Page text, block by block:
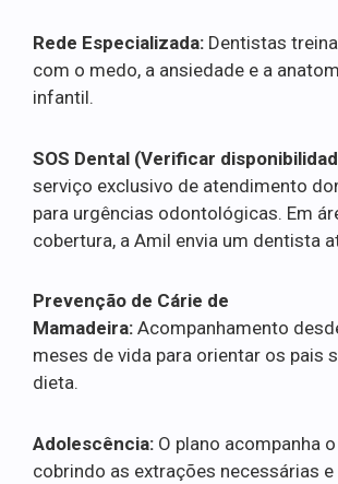
Rede Especializada: Dentistas
com o medo, a ansiedade e a
infantil.
SOS Dental (Verificar
serviço exclusivo de atendimento
para urgências odontológicas. Em
cobertura, a Amil envia um dentista
Prevenção de Cárie de
Mamadeira: Acompanhamento
meses de vida para orientar os pais
dieta.
Adolescência: O plano acompanha
cobrindo as extrações necessárias e